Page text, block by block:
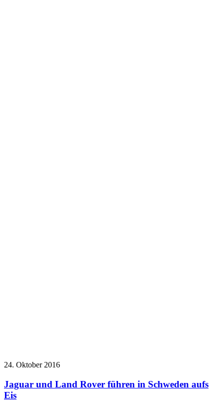
24. Oktober 2016
Jaguar und Land Rover führen in Schweden aufs
Eis